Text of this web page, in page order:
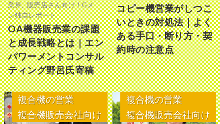
業界,販売店さん向け！Gメ
ン独自レポート
OA機器販売業の課題
と成長戦略とは｜エン
パワーメントコンサル
ティング野呂氏寄稿
コピー機営業がしつこ
いときの対処法｜よく
ある手口・断り方・契
約時の注意点
複合機の営業
複合機販売会社向け
複合機の営業
複合機販売会社向け